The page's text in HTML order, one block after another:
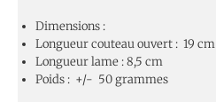
Dimensions :
Longueur couteau ouvert : 19 cm
Longueur lame : 8,5 cm
Poids : +/- 50 grammes